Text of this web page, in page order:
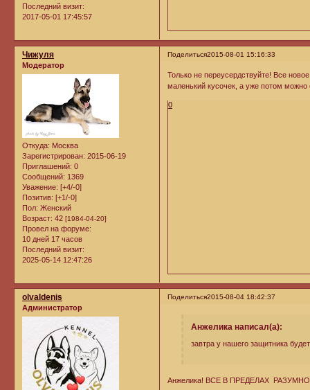
Последний визит:
2017-05-01 17:45:57
Поделиться2015-08-01 15:16:33
Чижуля
Модератор
Откуда: Москва
Зарегистрирован: 2015-06-19
Приглашений: 0
Сообщений: 1369
Уважение: [+4/-0]
Позитив: [+1/-0]
Пол: Женский
Возраст: 42 [1984-04-20]
Провел на форуме:
10 дней 17 часов
Последний визит:
2025-05-14 12:47:26
Только не переусердствуйте! Все
маленький кусочек, а уже потом
0
Поделиться2015-08-04 18:42:37
olvaldenis
Администратор
Анжелика написал(а):
завтра у нашего защитника
Анжелика! ВСЕ В ПРЕДЕЛАХ